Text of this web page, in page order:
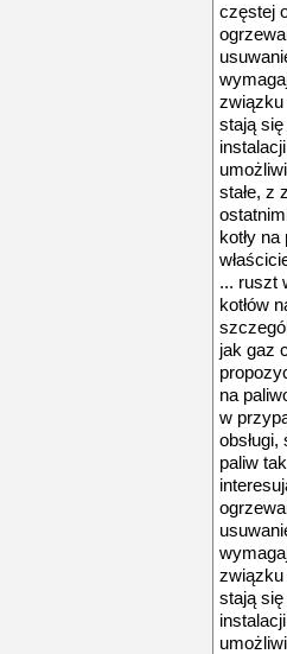
częstej
związku
stają się
stałe, z
kotły
... ruszt
kotłów
jak gaz
na
w
paliw
związku
stają się